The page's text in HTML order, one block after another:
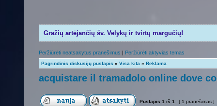
Gražių artėjančių šv. Velykų ir tvirtų margučių!
Peržiūrėti neatsakytus pranešimus | Peržiūrėti aktyvias temas
Pagrindinis diskusijų puslapis » Visa kita » Reklama
acquistare il tramadolo online dove
Puslapis 1 iš 1 [ 1 pranešimas ]